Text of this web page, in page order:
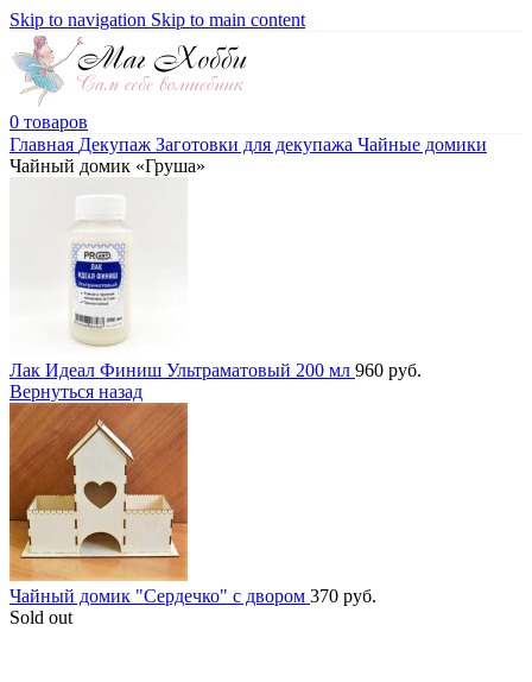
Skip to navigation Skip to main content
0 товаров
Главная Декупаж Заготовки для декупажа Чайные домики
Чайный домик «Груша»
Лак Идеал Финиш Ультраматовый 200 мл 960 руб.
Вернуться назад
Чайный домик "Сердечко" с двором 370 руб.
Sold out